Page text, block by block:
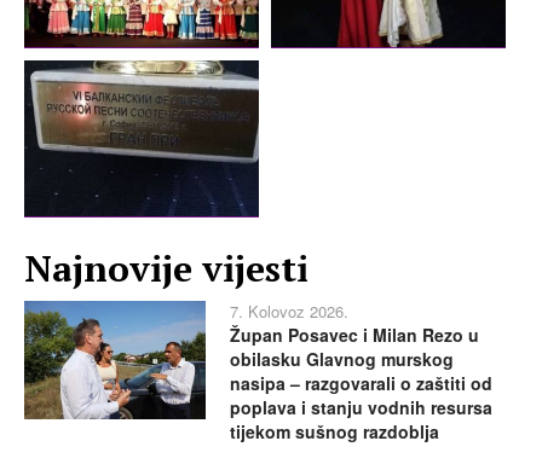
Najnovije vijesti
7. Kolovoz 2026.
Župan Posavec i Milan Rezo u
obilasku Glavnog murskog
nasipa – razgovarali o zaštiti od
poplava i stanju vodnih resursa
tijekom sušnog razdoblja